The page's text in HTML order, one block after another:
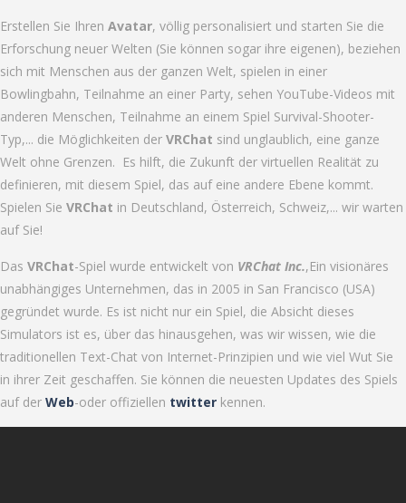
Erstellen Sie Ihren Avatar, völlig personalisiert und starten Sie die
Erforschung neuer Welten (Sie können sogar ihre eigenen), beziehen
sich mit Menschen aus der ganzen Welt, spielen in einer
Bowlingbahn, Teilnahme an einer Party, sehen YouTube-Videos mit
anderen Menschen, Teilnahme an einem Spiel Survival-Shooter-
Typ,... die Möglichkeiten der VRChat sind unglaublich, eine ganze
Welt ohne Grenzen. Es hilft, die Zukunft der virtuellen Realität zu
definieren, mit diesem Spiel, das auf eine andere Ebene kommt.
Spielen Sie VRChat in Deutschland, Österreich, Schweiz,... wir warten
auf Sie!
Das VRChat-Spiel wurde entwickelt von VRChat Inc.,Ein visionäres
unabhängiges Unternehmen, das in 2005 in San Francisco (USA)
gegründet wurde. Es ist nicht nur ein Spiel, die Absicht dieses
Simulators ist es, über das hinausgehen, was wir wissen, wie die
traditionellen Text-Chat von Internet-Prinzipien und wie viel Wut Sie
in ihrer Zeit geschaffen. Sie können die neuesten Updates des Spiels
auf der Web-oder offiziellen twitter kennen.